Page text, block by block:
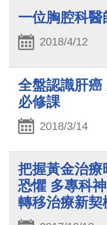
一位胸腔科
2018/4/12
全盤認識肝
必修課
2018/3/14
把握黃金治療
恐懼 多專科
轉移治療新契